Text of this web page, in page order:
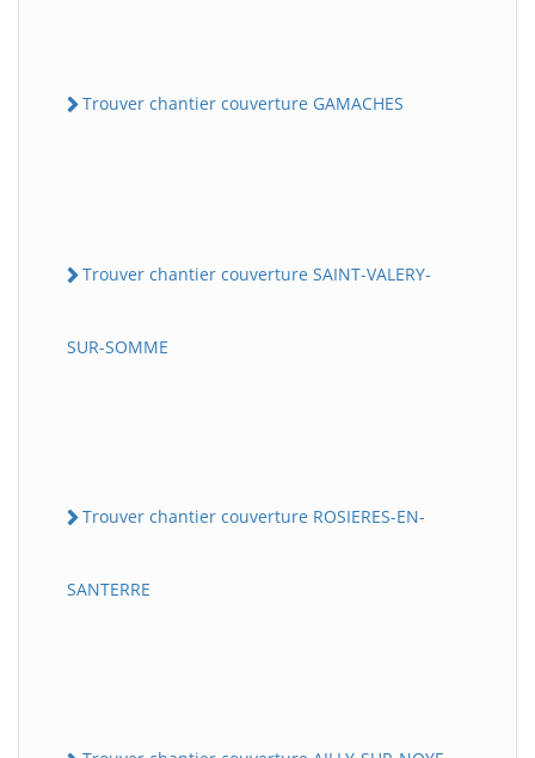
Trouver chantier couverture GAMACHES
Trouver chantier couverture SAINT-VALERY-
SUR-SOMME
Trouver chantier couverture ROSIERES-EN-
SANTERRE